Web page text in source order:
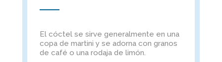
El cóctel se sirve generalmente en una
copa de martini y se adorna con granos
de café o una rodaja de limón.